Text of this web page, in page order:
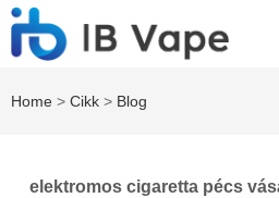
Home > Cikk > Blog
elektromos cigaretta pécs